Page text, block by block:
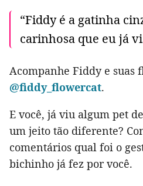
“Fiddy é a gatinha
carinhosa que eu já
Acompanhe Fiddy e suas
@fiddy_flowercat.
E você, já viu algum pet
um jeito tão diferente?
comentários qual foi o
bichinho já fez por você.